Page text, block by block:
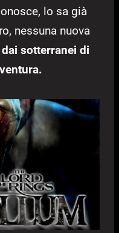
lo sa già
nessuna nuova
sotterranei di